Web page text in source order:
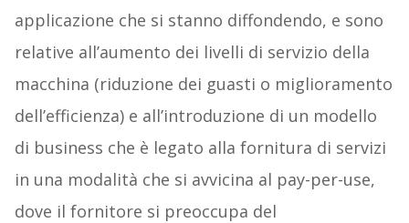
applicazione che si stanno diffondendo, e sono
relative all’aumento dei livelli di servizio della
macchina (riduzione dei guasti o miglioramento
dell’efficienza) e all’introduzione di un modello
di business che è legato alla fornitura di servizi
in una modalità che si avvicina al pay-per-use,
dove il fornitore si preoccupa del